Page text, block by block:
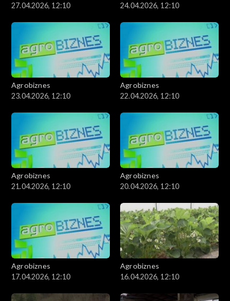
27.04.2026, 12:10
24.04.2026, 12:10
Agrobiznes
23.04.2026, 12:10
Agrobiznes
22.04.2026, 12:10
Agrobiznes
21.04.2026, 12:10
Agrobiznes
20.04.2026, 12:10
Agrobiznes
17.04.2026, 12:10
Agrobiznes
16.04.2026, 12:10